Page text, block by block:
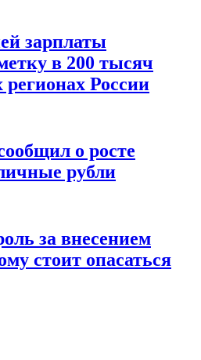
зарплаты
в 200 тысяч
регионах России
о росте
рубли
за внесением
стоит опасаться